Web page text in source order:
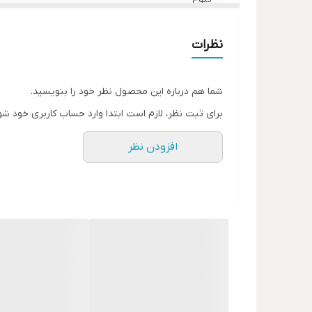
نظرات
شما هم درباره این محصول نظر خود را بنویسید.
برای ثبت نظر، لازم است ابتدا وارد حساب کاربری خود
افزودن نظر